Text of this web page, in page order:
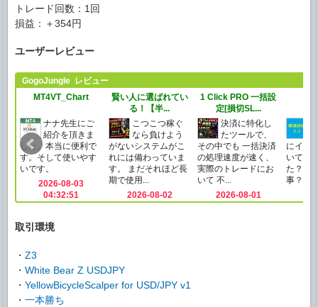
トレード回数：1回
損益：＋354円
ユーザーレビュー
取引環境
・ Z3
・ White Bear Z USDJPY
・ YellowBicycleScalper for USD/JPY v1
・ 一本勝ち